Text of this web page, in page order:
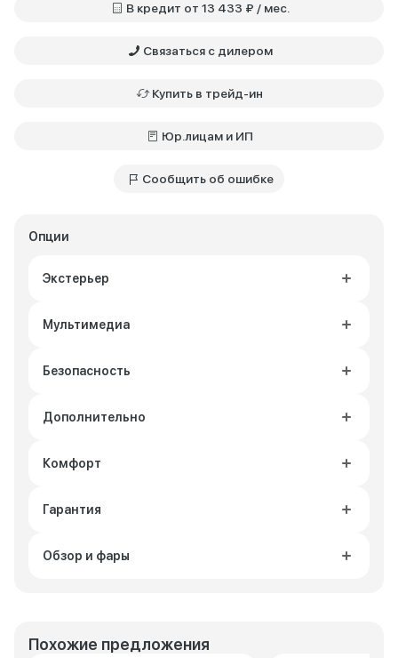
Опции
Экстерьер
Мультимедиа
Безопасность
Дополнительно
Комфорт
Гарантия
Обзор и фары
В кредит от 13 433 ₽ / мес.
Связаться с дилером
Купить в трейд-ин
Юр.лицам и ИП
Сообщить об ошибке
Похожие предложения